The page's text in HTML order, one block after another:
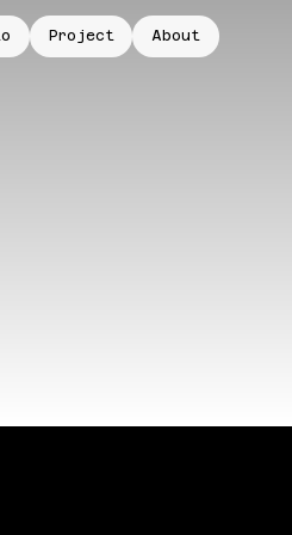
About
Project